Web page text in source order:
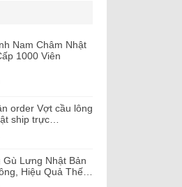
Nam Châm Nhật
1000 Viên
order Vợt cầu lông
ship trực…
Lưng Nhật Bản
Hiệu Quả Thế…